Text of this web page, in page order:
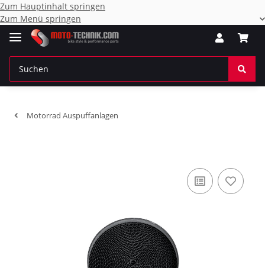
Zum Hauptinhalt springen
Zum Menü springen
Motorrad Auspuffanlagen